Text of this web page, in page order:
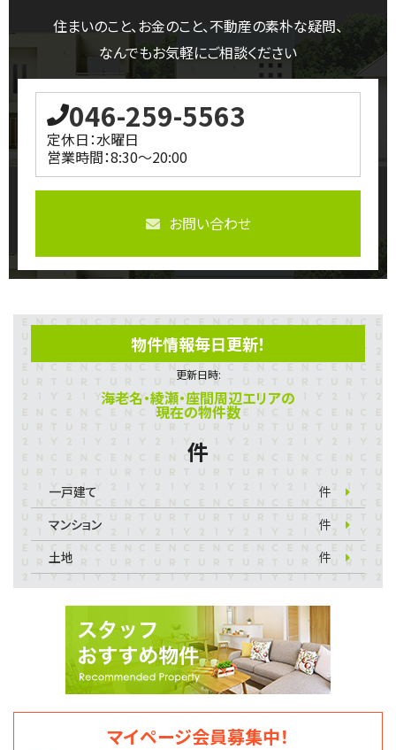
住まいのこと、お金のこと、不動産の素朴な疑問、
なんでもお気軽にご相談ください
046-259-5563
定休日：水曜日
営業時間：8:30～20:00
お問い合わせ
物件情報毎日更新！
更新日時:
海老名・綾瀬・座間周辺エリアの
現在の物件数
件
一戸建て
件
マンション
件
土地
件
マイページ会員募集中！